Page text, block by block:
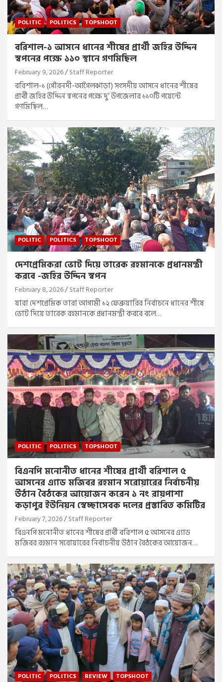
POLITIC POLITICS TOPSHOOT
বরিশাল-১ আসনে ধানের শীষের প্রার্থী জহির উদ্দিন
স্বপনের পক্ষে ১১০ স্থানে গণমিছিল
February 9, 2026 Staff Reporter
বরিশাল-১ (গৌরনদী-আগৈলঝাড়া) সংসদীয় আসনে ধানের শীষের
প্রার্থী জহির উদ্দিন স্বপনের পক্ষে দু’ উপজেলার ১১০টি পয়েন্টে
গণমিছিল…
POLITIC POLITICS TOPSHOOT
দেশপ্রেমিকরা ভোট দিয়ে তারেক রহমানকে প্রধানমন্ত্রী
করবে -জহির উদ্দিন স্বপন
February 8, 2026 Staff Reporter
যারা দেশপ্রেমিক তারা আগামী ১২ ফেব্রুয়ারির নির্বাচনে ধানের শীষে
ভোট দিয়ে তারেক রহমানকে প্রধানমন্ত্রী করবে বলে…
POLITIC POLITICS TOPSHOOT
বিএনপি মনোনীত ধানের শীষের প্রার্থী বরিশাল ৫
আসনের এ্যাড মজিবর রহমান সরোয়ারের নির্বাচনীয়
উঠান বৈঠকের আয়োজন করেন ১ নং রায়পাশা
কড়াপুর ইউনিয়ন স্বেচ্ছাসেবক দলের প্রস্তাবিত কমিটির
February 7, 2026 Staff Reporter
বিএনপি মনোনীত ধানের শীষের প্রার্থী বরিশাল ৫ আসনের এ্যাড
মজিবর রহমান সরোয়ারের নির্বাচনীয় উঠান বৈঠকের আয়োজন…
POLITIC POLITICS REVIEW TOPSHOOT